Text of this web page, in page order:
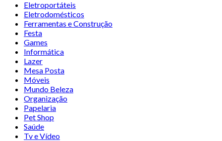
Eletroportáteis
Eletrodomésticos
Ferramentas e Construção
Festa
Games
Informática
Lazer
Mesa Posta
Móveis
Mundo Beleza
Organização
Papelaria
Pet Shop
Saúde
Tv e Vídeo